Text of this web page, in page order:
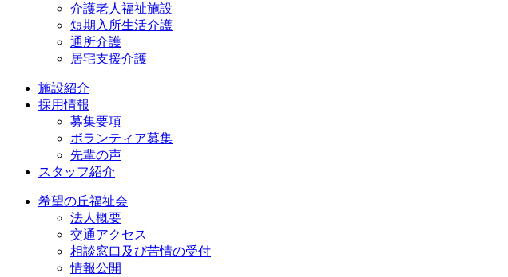
介護老人福祉施設
短期入所生活介護
通所介護
居宅支援介護
施設紹介
採用情報
募集要項
ボランティア募集
先輩の声
スタッフ紹介
希望の丘福祉会
法人概要
交通アクセス
相談窓口及び苦情の受付
情報公開